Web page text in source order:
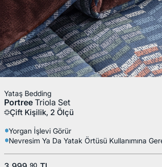
Yataş Bedding
Portree Triola Set
Çift Kişilik, 2 Ölçü
Yorgan İşlevi Görür
90